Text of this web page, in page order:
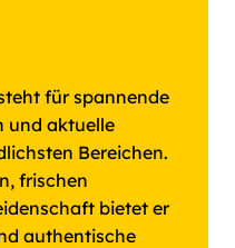
für spannende
und aktuelle
Bereichen.
frischen
bietet er
authentische